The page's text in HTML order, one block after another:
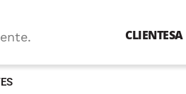
CLIENTESA